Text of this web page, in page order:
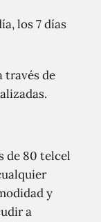
los 7 días
través de
de 80 telcel
y
a